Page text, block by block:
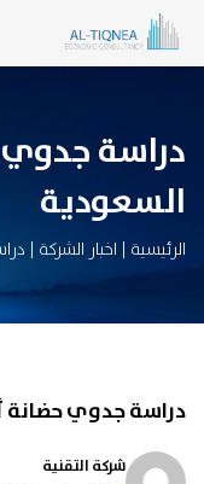
دراسة
السعودية
الرئيسية | اخبار الشركة |
دراسة جدوي
شركة التقنية